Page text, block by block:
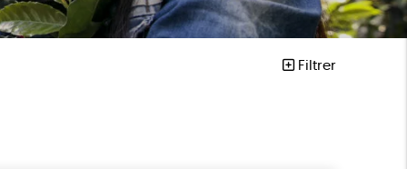
Filtrer